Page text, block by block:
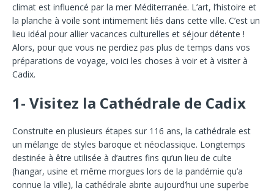
climat est influencé par la mer Méditerranée. L’art, l’histoire et
la planche à voile sont intimement liés dans cette ville. C’est un
lieu idéal pour allier vacances culturelles et séjour détente !
Alors, pour que vous ne perdiez pas plus de temps dans vos
préparations de voyage, voici les choses à voir et à visiter à
Cadix.
1- Visitez la Cathédrale de Cadix
Construite en plusieurs étapes sur 116 ans, la cathédrale est
un mélange de styles baroque et néoclassique. Longtemps
destinée à être utilisée à d’autres fins qu’un lieu de culte
(hangar, usine et même morgues lors de la pandémie qu’a
connue la ville), la cathédrale abrite aujourd’hui une superbe